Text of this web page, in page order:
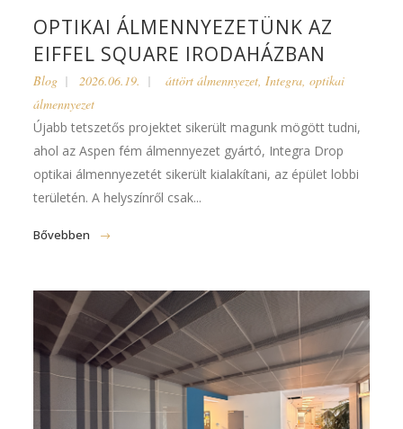
OPTIKAI ÁLMENNYEZETÜNK AZ
EIFFEL SQUARE IRODAHÁZBAN
Blog 2026.06.19. áttört álmennyezet,Integra,optikai
álmennyezet
Újabb tetszetős projektet sikerült magunk mögött tudni,
ahol az Aspen fém álmennyezet gyártó, Integra Drop
optikai álmennyezetét sikerült kialakítani, az épület lobbi
területén. A helyszínről csak...
Bővebben